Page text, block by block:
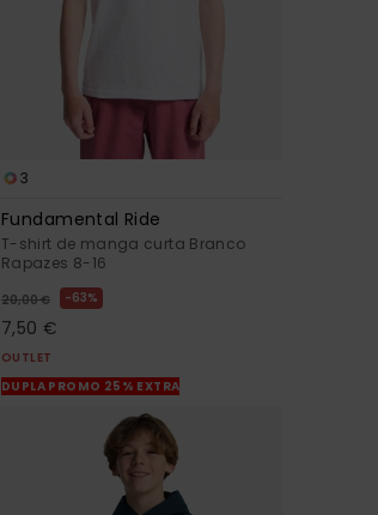
3
Fundamental Ride
T-shirt de manga curta Branco
Rapazes 8-16
20,00 € 63%
7,50 €
OUTLET
DUPLA PROMO 25% EXTRA